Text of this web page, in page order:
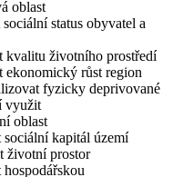
oblast
status obyvatel a
kvalitu životního prostředí
ekonomický růst region
fyzicky deprivované
využit
oblast
kapitál území
životní prostor